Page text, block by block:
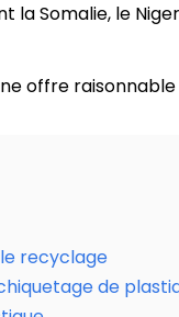
Somalie, le
offre
recyclage
de